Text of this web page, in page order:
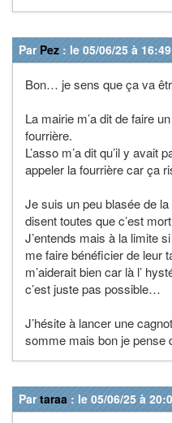
Par Pez : le 05/06/25 à
Bon… je sens que ça va
La mairie m’a dit de faire
fourrière.
L’asso m’a dit qu’il y avait
appeler la fourrière car ça
Je suis un peu blasée de
disent toutes que c’est
J’entends mais à la limite
me faire bénéficier de leur
m’aiderait bien car là l’
c’est juste pas possible…
J’hésite à lancer une
somme mais bon je pense
Partaraa : le 05/06/25 à